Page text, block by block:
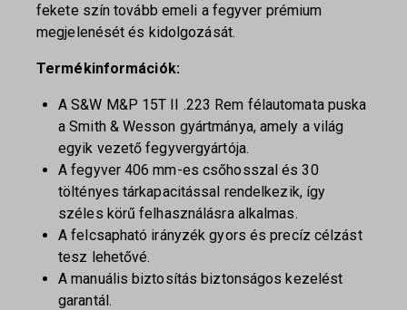
fekete szín tovább emeli a fegyver prémium
megjelenését és kidolgozását.
Termékinformációk:
A S&W M&P 15T II .223 Rem félautomata puska
a Smith & Wesson gyártmánya, amely a világ
egyik vezető fegyvergyártója.
A fegyver 406 mm-es csőhosszal és 30
töltényes tárkapacitással rendelkezik, így
széles körű felhasználásra alkalmas.
A felcsapható irányzék gyors és precíz célzást
tesz lehetővé.
A manuális biztosítás biztonságos kezelést
garantál.